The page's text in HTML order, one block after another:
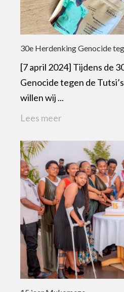
30e Herdenking Genocide
[7 april 2024] Tijdens de
Genocide tegen de
willen wij ...
Lees meer